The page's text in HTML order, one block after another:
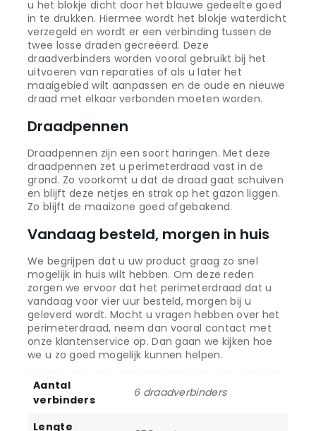
u het blokje dicht door het blauwe gedeelte goed
in te drukken. Hiermee wordt het blokje waterdicht
verzegeld en wordt er een verbinding tussen de
twee losse draden gecreëerd. Deze
draadverbinders worden vooral gebruikt bij het
uitvoeren van reparaties of als u later het
maaigebied wilt aanpassen en de oude en nieuwe
draad met elkaar verbonden moeten worden.
Draadpennen
Draadpennen zijn een soort haringen. Met deze
draadpennen zet u perimeterdraad vast in de
grond. Zo voorkomt u dat de draad gaat schuiven
en blijft deze netjes en strak op het gazon liggen.
Zo blijft de maaizone goed afgebakend.
Vandaag besteld, morgen in huis
We begrijpen dat u uw product graag zo snel
mogelijk in huis wilt hebben. Om deze reden
zorgen we ervoor dat het perimeterdraad dat u
vandaag voor vier uur besteld, morgen bij u
geleverd wordt. Mocht u vragen hebben over het
perimeterdraad, neem dan vooral contact met
onze klantenservice op. Dan gaan we kijken hoe
we u zo goed mogelijk kunnen helpen.
Aantal
verbinders
6 draadverbinders
Lengte